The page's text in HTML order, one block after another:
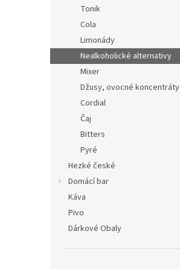
Tonik
Cola
Limonády
Nealkoholické alternativy
Mixer
Džusy, ovocné koncentráty
Cordial
Čaj
Bitters
Pyré
Hezké české
Domácí bar
Káva
Pivo
Dárkové Obaly